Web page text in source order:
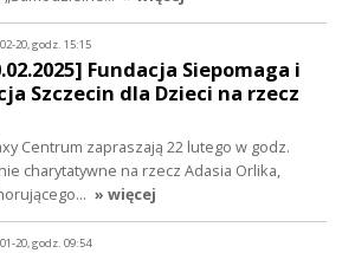
20, godz. 15:15
Fundacja Siepomaga i
Szczecin dla Dzieci na rzecz
Centrum zapraszają 22 lutego w godz.
charytatywne na rzecz Adasia Orlika,
» więcej
20, godz. 09:54